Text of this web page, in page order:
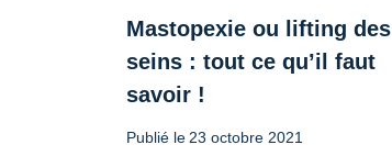
Mastopexie ou lifting des
seins : tout ce qu’il faut
savoir !
Publié le 23 octobre 2021